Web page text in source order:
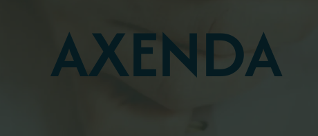
AXENDA